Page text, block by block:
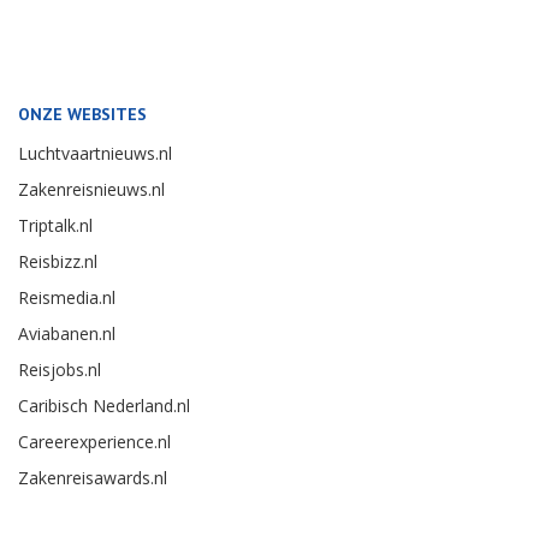
ONZE WEBSITES
Luchtvaartnieuws.nl
Zakenreisnieuws.nl
Triptalk.nl
Reisbizz.nl
Reismedia.nl
Aviabanen.nl
Reisjobs.nl
Caribisch Nederland.nl
Careerexperience.nl
Zakenreisawards.nl